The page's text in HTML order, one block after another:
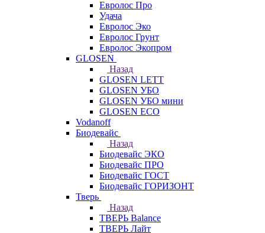
Евролос Про
Удача
Евролос Эко
Евролос Грунт
Евролос Экопром
GLOSEN
Назад
GLOSEN LETT
GLOSEN УБО
GLOSEN УБО мини
GLOSEN ECO
Vodanoff
Биодевайс
Назад
Биодевайс ЭКО
Биодевайс ПРО
Биодевайс ГОСТ
Биодевайс ГОРИЗОНТ
Тверь
Назад
ТВЕРЬ Balance
ТВЕРЬ Лайт